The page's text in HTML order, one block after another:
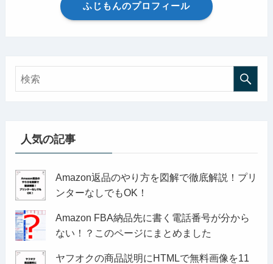
ふじもんのプロフィール
人気の記事
Amazon返品のやり方を図解で徹底解説！プリ
ンターなしでもOK！
Amazon FBA納品先に書く電話番号が分から
ない！？このページにまとめました
ヤフオクの商品説明にHTMLで無料画像を11